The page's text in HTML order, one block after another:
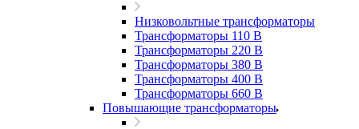
Низковольтные трансформаторы
Трансформаторы 110 В
Трансформаторы 220 В
Трансформаторы 380 В
Трансформаторы 400 В
Трансформаторы 660 В
Повышающие трансформаторы